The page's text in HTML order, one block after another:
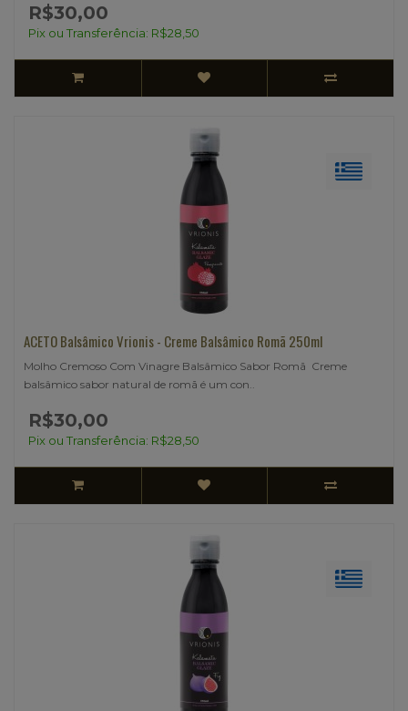
R$30,00
Pix ou Transferência: R$28,50
ACETO Balsâmico Vrionis - Creme Balsâmico Romã 250ml
Molho Cremoso Com Vinagre Balsâmico Sabor Romã Creme
balsâmico sabor natural de romã é um con..
R$30,00
Pix ou Transferência: R$28,50